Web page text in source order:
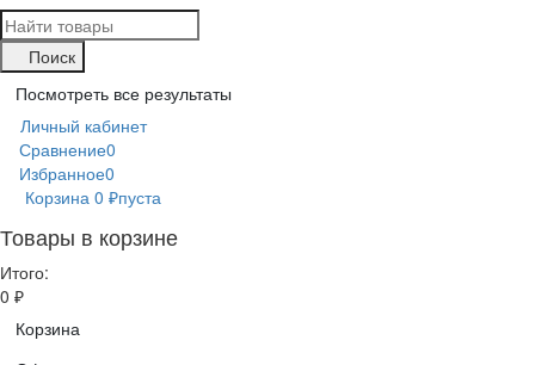
Поиск
Посмотреть все результаты
Личный кабинет
Сравнение0
Избранное0
Корзина 0 ₽пуста
Товары в корзине
Итого:
0 ₽
Корзина